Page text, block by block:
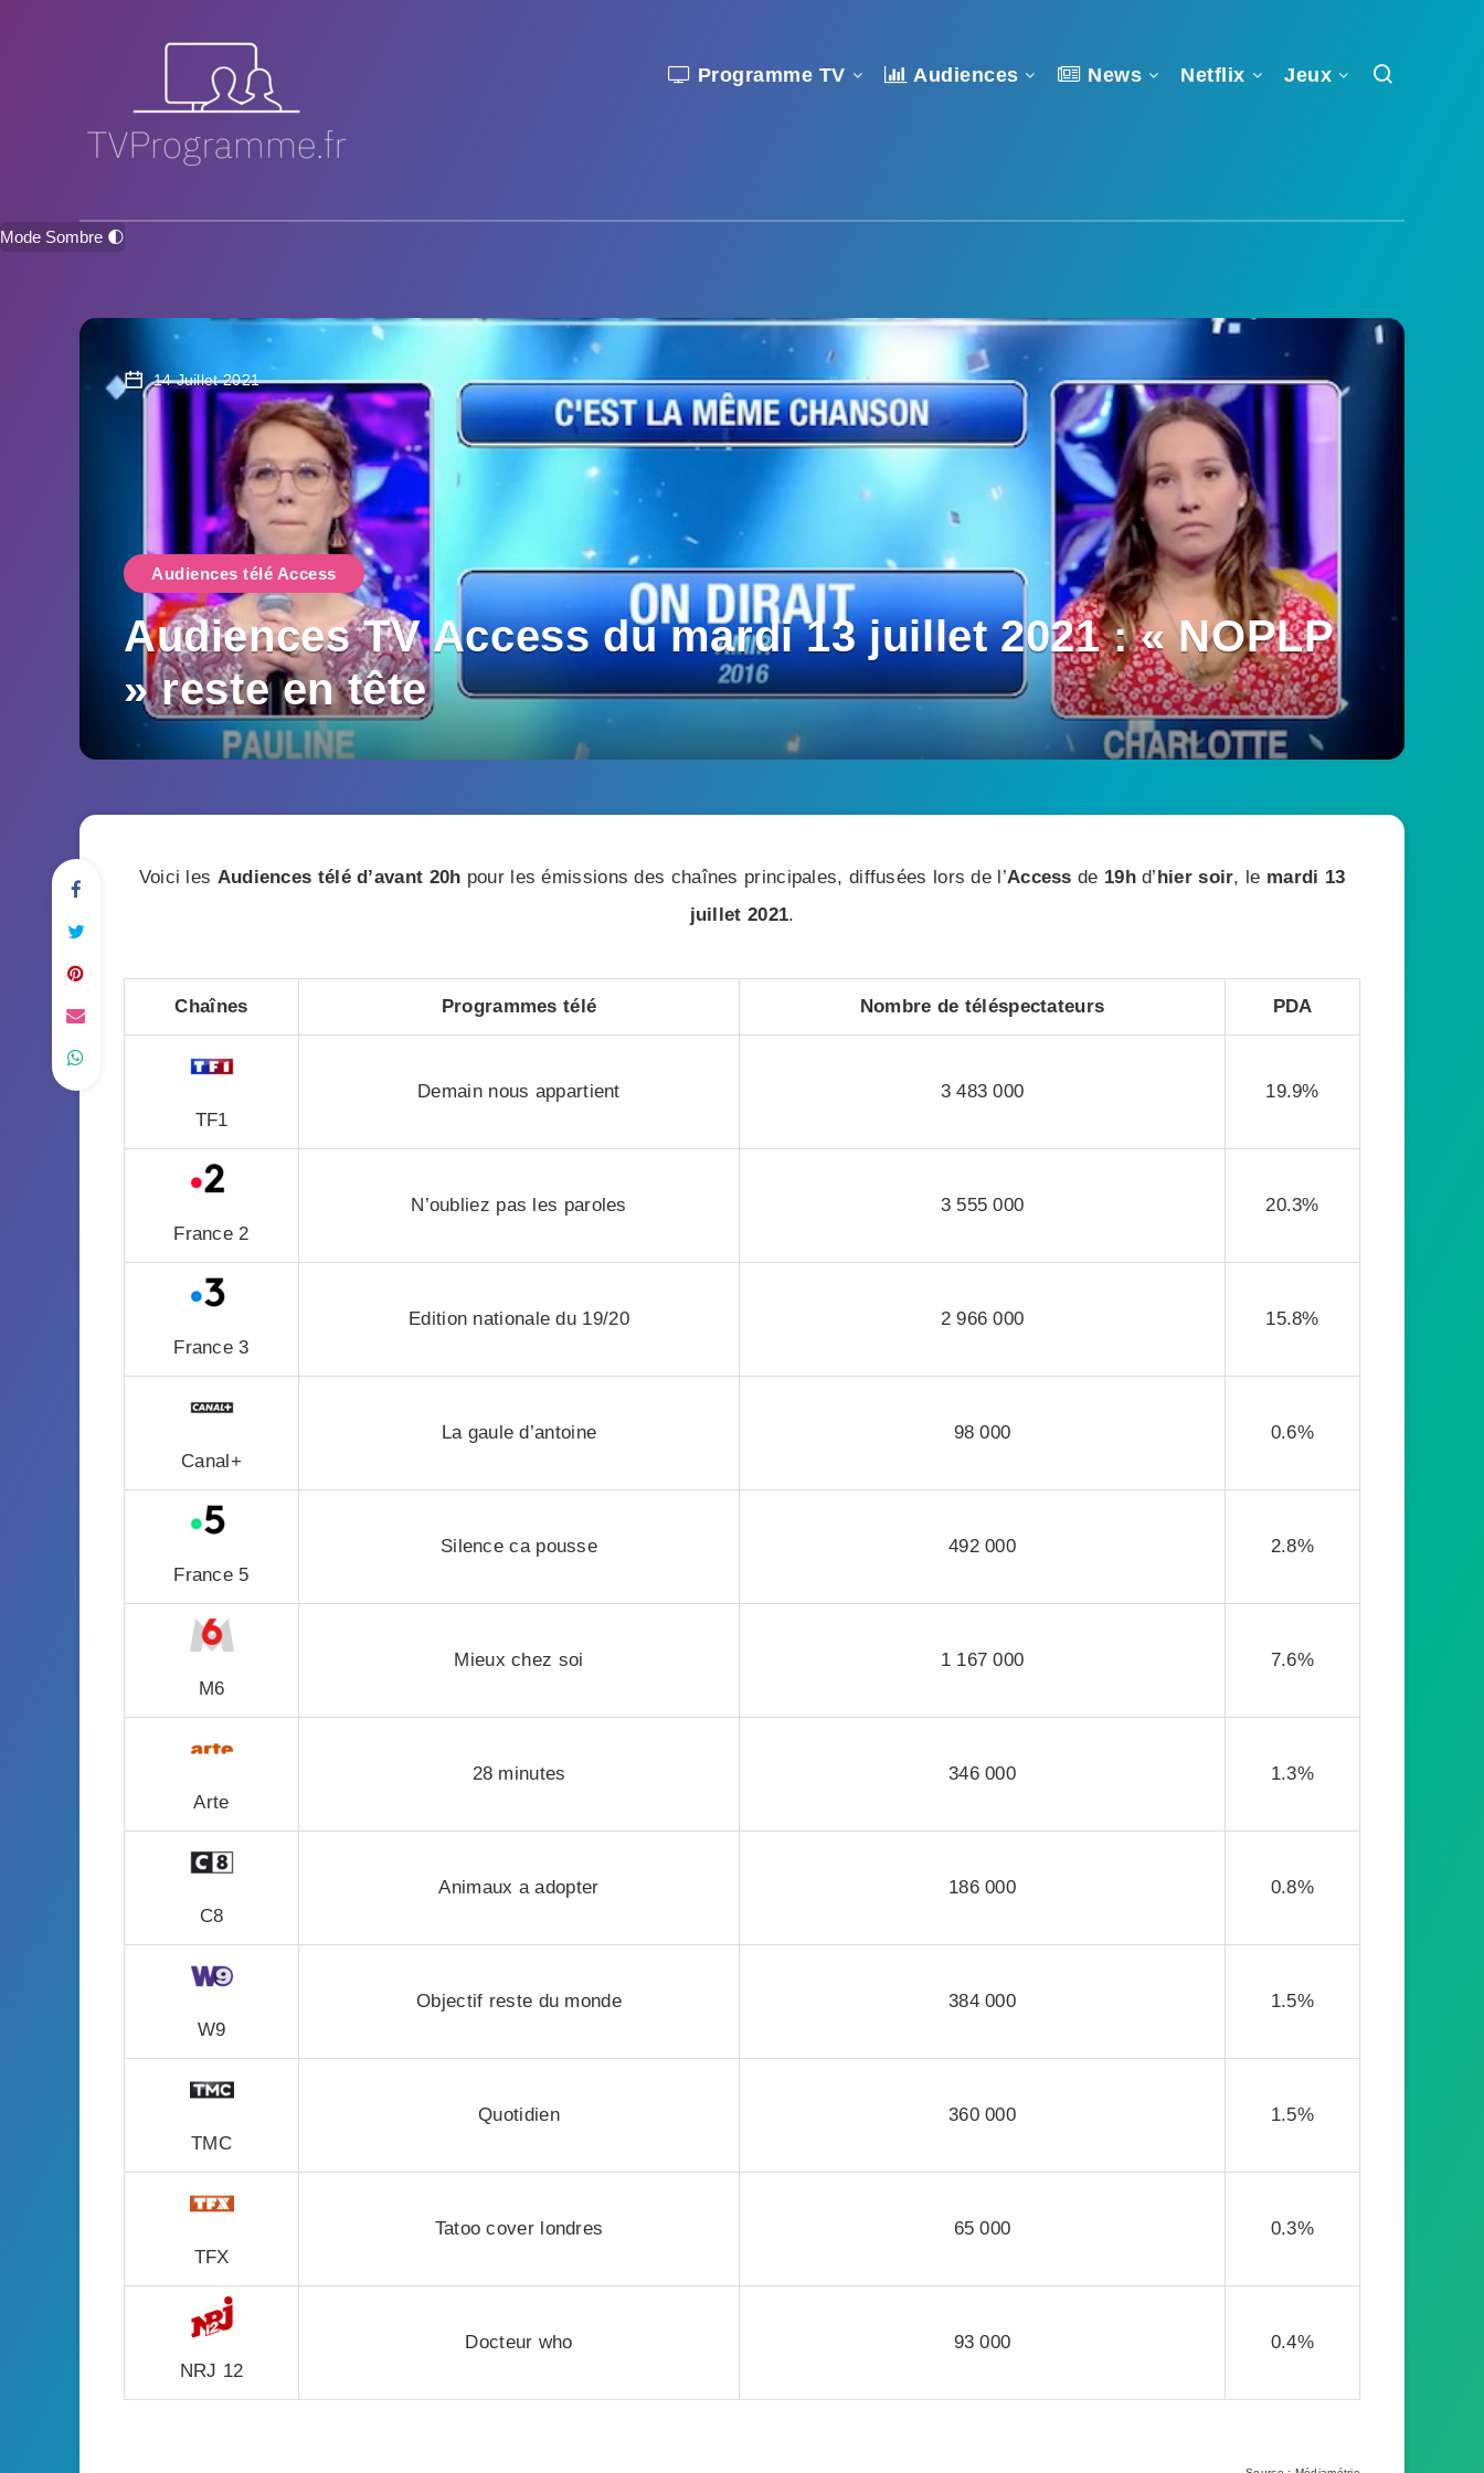
Programme TV Audiences News Netflix Jeux
Mode Sombre 🌓
14 Juillet 2021
Audiences télé Access
Audiences TV Access du mardi 13 juillet 2021 : « NOPLP
» reste en tête
Voici les Audiences télé d’avant 20h pour les émissions des chaînes principales, diffusées lors de l’Access de 19hd’hier soir, le mardi 13
juillet 2021.
Chaînes Programmes télé Nombre de téléspectateurs PDA
TF1
Demain nous appartient 3 483 000 19.9%
France 2
N’oubliez pas les paroles 3 555 000 20.3%
France 3
Edition nationale du 19/20 2 966 000 15.8%
Canal+
La gaule d’antoine 98 000 0.6%
France 5
Silence ca pousse 492 000 2.8%
M6
Mieux chez soi 1 167 000 7.6%
Arte
28 minutes 346 000 1.3%
C8
Animaux a adopter 186 000 0.8%
W9
Objectif reste du monde 384 000 1.5%
TMC
Quotidien 360 000 1.5%
TFX
Tatoo cover londres 65 000 0.3%
NRJ 12
Docteur who 93 000 0.4%